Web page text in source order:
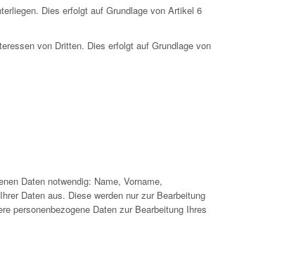
Dies erfolgt auf Grundlage von Artikel 6
von Dritten. Dies erfolgt auf Grundlage von
Daten notwendig: Name, Vorname,
Daten aus. Diese werden nur zur Bearbeitung
personenbezogene Daten zur Bearbeitung Ihres